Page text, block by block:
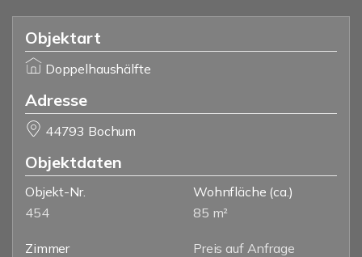
Objektart
Doppelhaushälfte
Adresse
44793 Bochum
Objektdaten
Objekt-Nr.
454
Wohnfläche (ca.)
85 m²
Zimmer
Preis auf Anfrage